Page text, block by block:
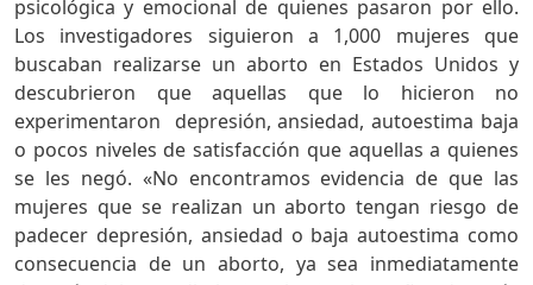
psicológica y emocional de quienes pasaron por ello.
Los investigadores siguieron a 1,000 mujeres que
buscaban realizarse un aborto en Estados Unidos y
descubrieron que aquellas que lo hicieron no
experimentaron depresión, ansiedad, autoestima baja
o pocos niveles de satisfacción que aquellas a quienes
se les negó. «No encontramos evidencia de que las
mujeres que se realizan un aborto tengan riesgo de
padecer depresión, ansiedad o baja autoestima como
consecuencia de un aborto, ya sea inmediatamente